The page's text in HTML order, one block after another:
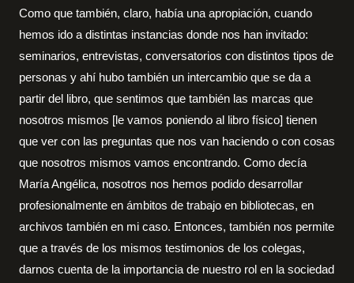
Como que también, claro, había una apropiación, cuando
hemos ido a distintas instancias donde nos han invitado:
seminarios, entrevistas, conversatorios con distintos tipos de
personas y ahí hubo también un intercambio que se da a
partir del libro, que sentimos que también las marcas que
nosotros mismos [le vamos poniendo al libro físico] tienen
que ver con las preguntas que nos van haciendo o con cosas
que nosotros mismos vamos encontrando. Como decía
María Angélica, nosotros nos hemos podido desarrollar
profesionalmente en ámbitos de trabajo en bibliotecas, en
archivos también en mi caso. Entonces, también nos permite
que a través de los mismos testimonios de los colegas,
darnos cuenta de la importancia de nuestro rol en la sociedad